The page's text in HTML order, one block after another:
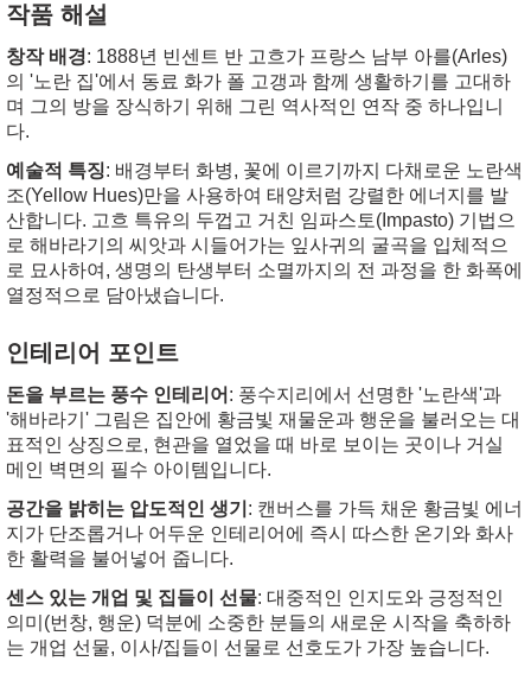
작품 해설
창작 배경: 1888년 빈센트 반 고흐가 프랑스 남부 아를(Arles)
의 '노란 집'에서 동료 화가 폴 고갱과 함께 생활하기를 고대하
며 그의 방을 장식하기 위해 그린 역사적인 연작 중 하나입니
다.
예술적 특징: 배경부터 화병, 꽃에 이르기까지 다채로운 노란색
조(Yellow Hues)만을 사용하여 태양처럼 강렬한 에너지를 발
산합니다. 고흐 특유의 두껍고 거친 임파스토(Impasto) 기법으
로 해바라기의 씨앗과 시들어가는 잎사귀의 굴곡을 입체적으
로 묘사하여, 생명의 탄생부터 소멸까지의 전 과정을 한 화폭에
열정적으로 담아냈습니다.
인테리어 포인트
돈을 부르는 풍수 인테리어 : 풍수지리에서 선명한 '노란색'과
'해바라기' 그림은 집안에 황금빛 재물운과 행운을 불러오는 대
표적인 상징으로, 현관을 열었을 때 바로 보이는 곳이나 거실
메인 벽면의 필수 아이템입니다.
공간을 밝히는 압도적인 생기 : 캔버스를 가득 채운 황금빛 에너
지가 단조롭거나 어두운 인테리어에 즉시 따스한 온기와 화사
한 활력을 불어넣어 줍니다.
센스 있는 개업 및 집들이 선물: 대중적인 인지도와 긍정적인
의미(번창, 행운) 덕분에 소중한 분들의 새로운 시작을 축하하
는 개업 선물, 이사/집들이 선물로 선호도가 가장 높습니다.